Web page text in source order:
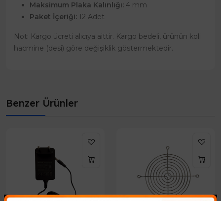
Maksimum Plaka Kalınlığı: 4 mm
Paket İçeriği: 12 Adet
Not: Kargo ücreti alıcıya aittir. Kargo bedeli, ürünün koli
hacmine (desi) göre değişiklik göstermektedir.
Benzer Ürünler